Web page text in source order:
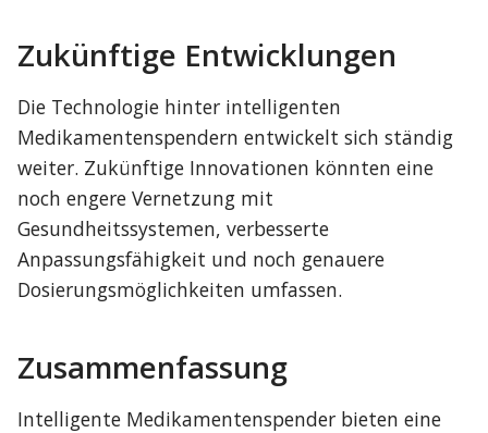
Zukünftige Entwicklungen
Die Technologie hinter intelligenten
Medikamentenspendern entwickelt sich ständig
weiter. Zukünftige Innovationen könnten eine
noch engere Vernetzung mit
Gesundheitssystemen, verbesserte
Anpassungsfähigkeit und noch genauere
Dosierungsmöglichkeiten umfassen.
Zusammenfassung
Intelligente Medikamentenspender bieten eine